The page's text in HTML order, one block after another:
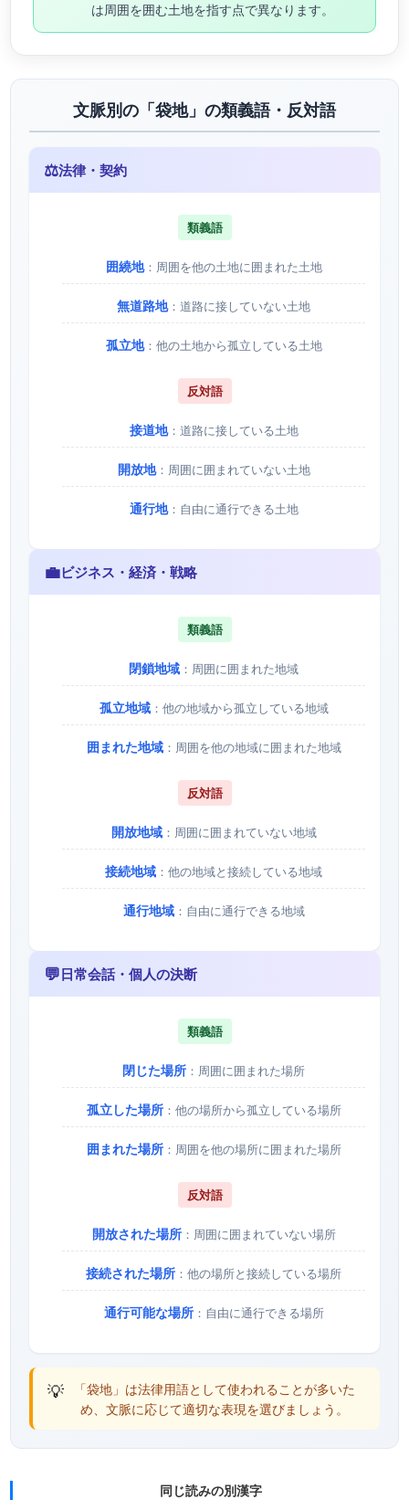
は周囲を囲む土地を指す点で異なります。
文脈別の「袋地」の類義語・反対語
⚖️法律・契約
類義語
囲繞地：周囲を他の土地に囲まれた土地
無道路地：道路に接していない土地
孤立地：他の土地から孤立している土地
反対語
接道地：道路に接している土地
開放地：周囲に囲まれていない土地
通行地：自由に通行できる土地
💼ビジネス・経済・戦略
類義語
閉鎖地域 ：周囲に囲まれた地域
孤立地域：他の地域から孤立している地域
囲まれた地域：周囲を他の地域に囲まれた地域
反対語
開放地域：周囲に囲まれていない地域
接続地域 ：他の地域と接続している地域
通行地域：自由に通行できる地域
💬日常会話・個人の決断
類義語
閉じた場所 ：周囲に囲まれた場所
孤立した場所：他の場所から孤立している場所
囲まれた場所：周囲を他の場所に囲まれた場所
反対語
開放された場所：周囲に囲まれていない場所
接続された場所 ：他の場所と接続している場所
通行可能な場所：自由に通行できる場所
💡
「袋地」は法律用語として使われることが多いた
め、文脈に応じて適切な表現を選びましょう。
同じ読みの別漢字